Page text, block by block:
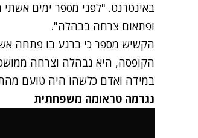
באינטרנט. "לפני מספר ימים
ופתאום צרחה בבהלה".
הקשיש מספר כי ברגע בו פתחה
הקופסה, היא נבהלה וצרחה
במידה ואדם כלשהו היה טועם
נגרמה טראומה משפחתית